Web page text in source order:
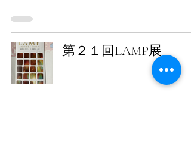
第２１回LAMP展